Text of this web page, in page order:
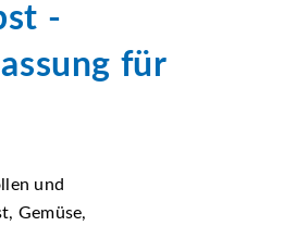
-
für
und
Gemüse,